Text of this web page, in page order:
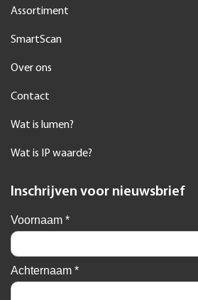
Assortiment
SmartScan
Over ons
Contact
Wat is lumen?
Wat is IP waarde?
Inschrijven voor nieuwsbrief